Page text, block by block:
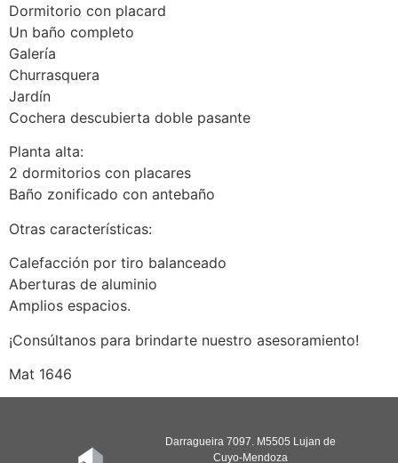
Dormitorio con placard
Un baño completo
Galería
Churrasquera
Jardín
Cochera descubierta doble pasante
Planta alta:
2 dormitorios con placares
Baño zonificado con antebaño
Otras características:
Calefacción por tiro balanceado
Aberturas de aluminio
Amplios espacios.
¡Consúltanos para brindarte nuestro asesoramiento!
Mat 1646
Darragueira 7097. M5505 Lujan de
Cuyo-Mendoza